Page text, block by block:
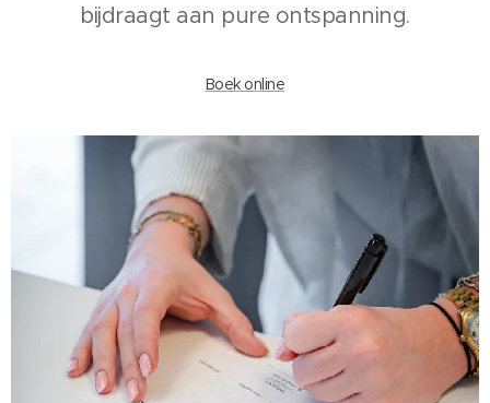
bijdraagt aan pure ontspanning.
Boek online